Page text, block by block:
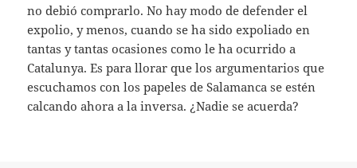
no debió comprarlo. No hay modo de defender el
expolio, y menos, cuando se ha sido expoliado en
tantas y tantas ocasiones como le ha ocurrido a
Catalunya. Es para llorar que los argumentarios que
escuchamos con los papeles de Salamanca se estén
calcando ahora a la inversa. ¿Nadie se acuerda?